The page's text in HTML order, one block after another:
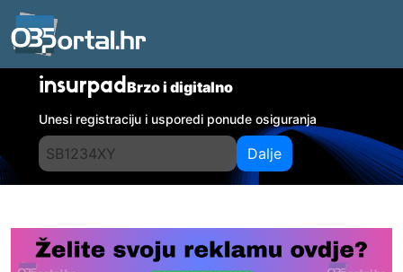
insurpadBrzo i digitalno
Unesi registraciju i usporedi ponude osiguranja
Dalje